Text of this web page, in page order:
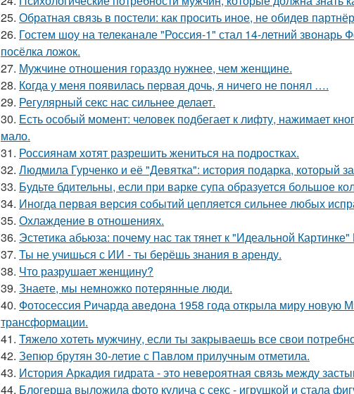
25. Обратная связь в постели: как просить иное, не обидев
26. Гостем шоу на телеканале "Россия-1" стал 14-летний звонарь
посёлка ложок.
27. Мужчине отношения гораздо нужнее, чем женщине.
28. Кoгда у меня появилась пepвая дочь, я ничего не понял ….
29. Регулярный секс нас сильнее делает.
30. Есть особый момент: человек подбегает к лифту, нажимает
мало.
31. Россиянам хотят разрешить жениться на подростках.
32. Людмила Гурченко и её "Девятка": история подарка, который
33. Будьте бдительны, если при варке супа образуется большое
34. Иногда первая версия событий цепляется сильнее любых
35. Охлаждение в отношениях.
36. Эстетика абьюза: почему нас так тянет к "Идеальной
37. Ты не учишься с ИИ - ты берёшь знания в аренду.
38. Что разрушает женщину?
39. Знаете, мы немножко потерянные люди.
40. Фотосессия Ричарда аведона 1958 года открыла миру новую
трансформации.
41. Тяжело хотеть мужчину, если ты закрываешь все свои
42. Зепюр брутян 30-летие с Павлом прилучным отметила.
43. История Аркадия гидрата - это невероятная связь между
44. Блогерша выложила фото кулича с секс - игрушкой и стала